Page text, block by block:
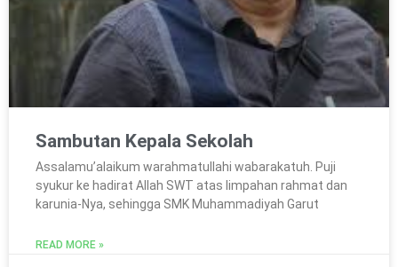
Sambutan Kepala Sekolah
Assalamu’alaikum warahmatullahi wabarakatuh. Puji
syukur ke hadirat Allah SWT atas limpahan rahmat dan
karunia-Nya, sehingga SMK Muhammadiyah Garut
READ MORE »